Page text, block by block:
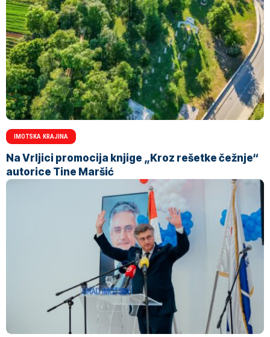
IMOTSKA KRAJINA
Na Vrljici promocija knjige „Kroz rešetke čežnje“
autorice Tine Maršić